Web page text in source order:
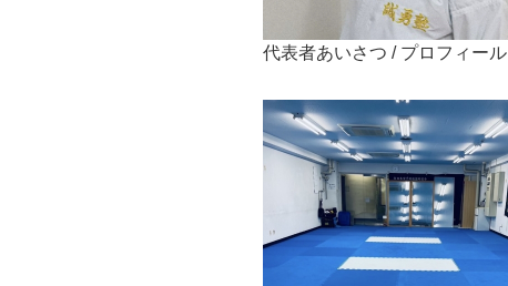
代表者あいさつ / プロフィール